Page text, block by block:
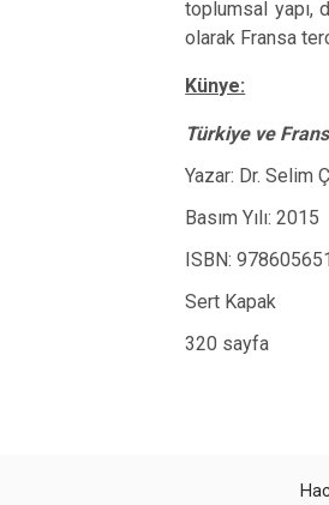
toplumsal yapı,
olarak Fransa
Künye:
Türkiye ve
Yazar: Dr. Selim
Basım Yılı: 2015
ISBN:
Sert Kapak
320 sayfa